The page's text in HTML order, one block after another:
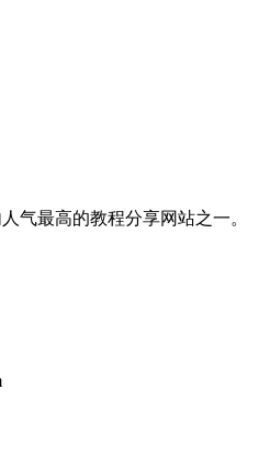
气最高的教程分享网站之一。